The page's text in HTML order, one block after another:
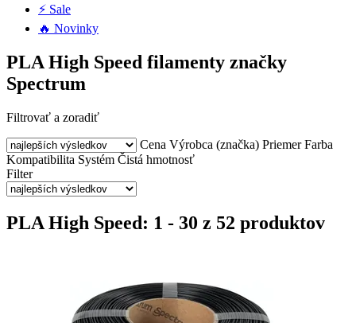
⚡ Sale
🔥 Novinky
PLA High Speed filamenty značky
Spectrum
Filtrovať a zoradiť
Cena Výrobca (značka) Priemer Farba
Kompatibilita Systém Čistá hmotnosť
Filter
PLA High Speed: 1 - 30 z 52 produktov